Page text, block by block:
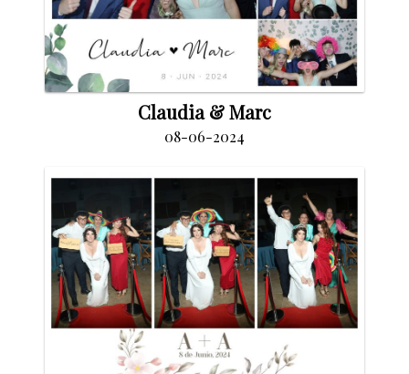
Claudia & Marc
08-06-2024